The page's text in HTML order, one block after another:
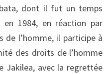
dont il fut un temps
1984, en réaction par
de l’homme, il participe à
des droits de l’homme
Jakilea, avec la regrettée